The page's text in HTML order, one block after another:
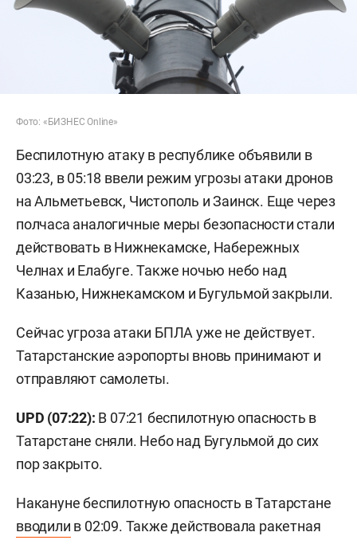
Фото: «БИЗНЕС Online»
Беспилотную атаку в республике объявили в
03:23, в 05:18 ввели режим угрозы атаки дронов
на Альметьевск, Чистополь и Заинск. Еще через
полчаса аналогичные меры безопасности стали
действовать в Нижнекамске, Набережных
Челнах и Елабуге. Также ночью небо над
Казанью, Нижнекамском и Бугульмой закрыли.
Сейчас угроза атаки БПЛА уже не действует.
Татарстанские аэропорты вновь принимают и
отправляют самолеты.
UPD (07:22): В 07:21 беспилотную опасность в
Татарстане сняли. Небо над Бугульмой до сих
пор закрыто.
Накануне беспилотную опасность в Татарстане
вводили в 02:09. Также действовала ракетная